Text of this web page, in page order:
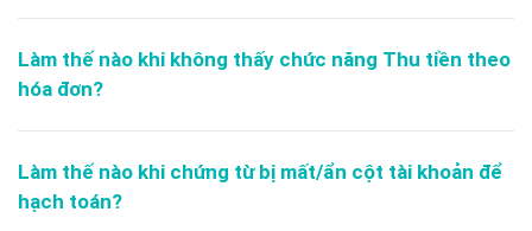
Làm thế nào khi không thấy chức năng Thu tiền theo
hóa đơn?
Làm thế nào khi chứng từ bị mất/ẩn cột tài khoản để
hạch toán?